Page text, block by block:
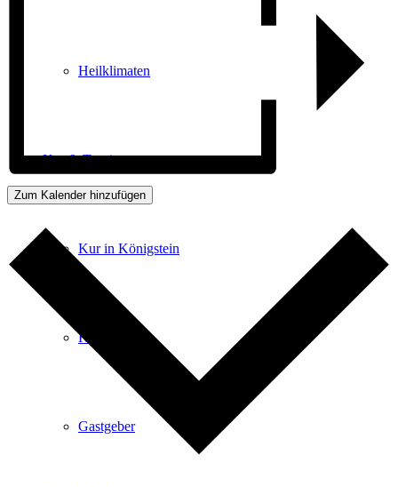
Heilklimaten
Kur & Tourismus
Kur in Königstein
Kurpark
Gastgeber
Zum Kalender hinzufügen